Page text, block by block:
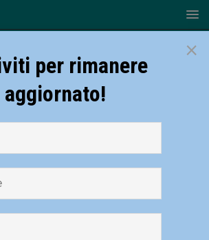
×
per rimanere
aggiornato!